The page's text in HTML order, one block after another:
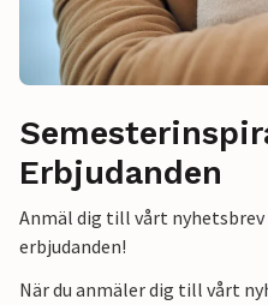
Erbjudanden
Anmäl dig till vårt
erbjudanden!
När du anmäler dig till vårt